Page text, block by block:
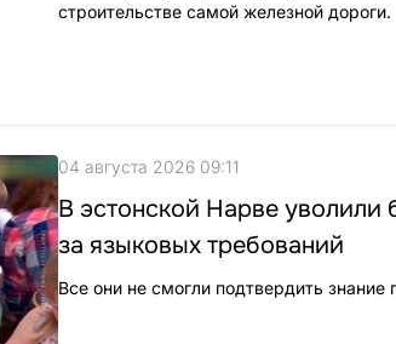
строительстве самой железной дороги.
04 августа 2026 09:11
В эстонской Нарве уволили
за языковых требований
Все они не смогли подтвердить знание